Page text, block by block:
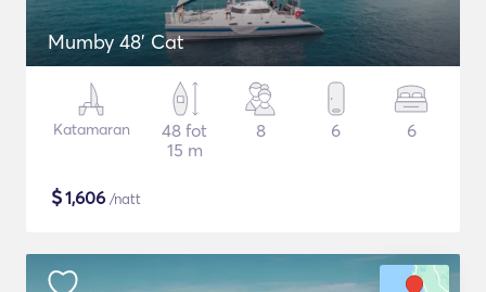
Mumby 48' Cat
Katamaran
48 fot
15 m
8 6 6
$1,606 /natt